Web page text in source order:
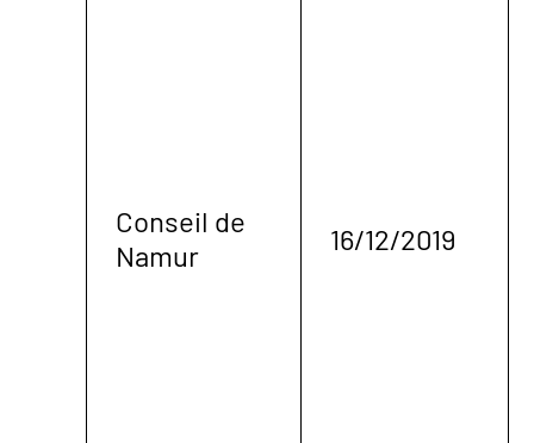
Conseil de
Namur
16/12/2019